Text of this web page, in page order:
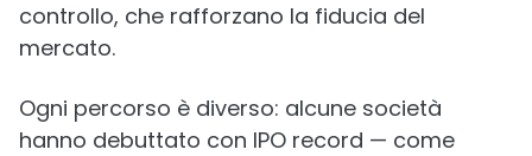
controllo, che rafforzano la fiducia del
mercato.
Ogni percorso è diverso: alcune società
hanno debuttato con IPO record — come